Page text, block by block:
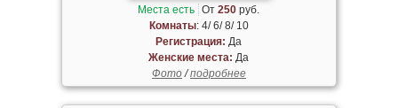
Места есть От250 руб.
Комнаты: 4/ 6/ 8/ 10
Регистрация: Да
Женские места: Да
Фото/подробнее